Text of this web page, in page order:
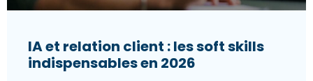
IA et relation client : les soft skills
indispensables en 2026